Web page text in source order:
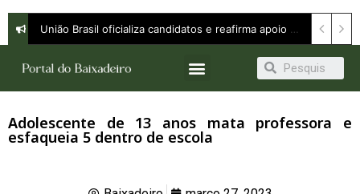
Adolescente de 13 anos mata professora e
esfaqueia 5 dentro de escola